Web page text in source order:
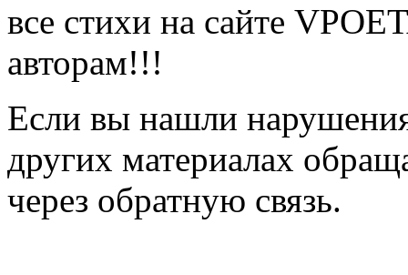
все стихи на сайте
авторам!!!
Если вы нашли
других материалах
через обратную связь.